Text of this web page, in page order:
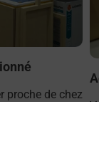
proche de chez